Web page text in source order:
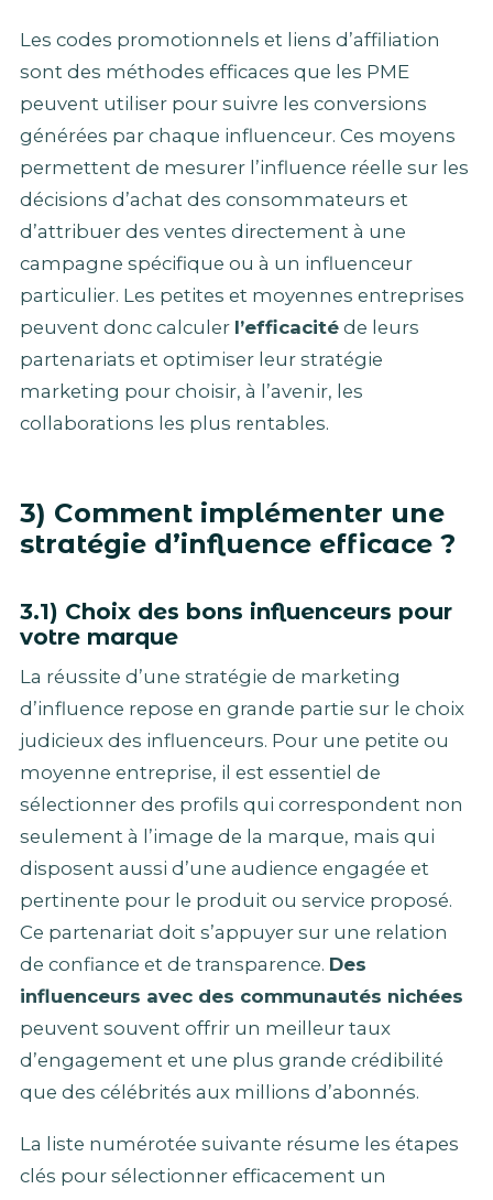
Les codes promotionnels et liens d’affiliation
sont des méthodes efficaces que les PME
peuvent utiliser pour suivre les conversions
générées par chaque influenceur. Ces moyens
permettent de mesurer l’influence réelle sur les
décisions d’achat des consommateurs et
d’attribuer des ventes directement à une
campagne spécifique ou à un influenceur
particulier. Les petites et moyennes entreprises
peuvent donc calculer l’efficacité de leurs
partenariats et optimiser leur stratégie
marketing pour choisir, à l’avenir, les
collaborations les plus rentables.
3) Comment implémenter une
stratégie d’influence efficace ?
3.1) Choix des bons influenceurs pour
votre marque
La réussite d’une stratégie de marketing
d’influence repose en grande partie sur le choix
judicieux des influenceurs. Pour une petite ou
moyenne entreprise, il est essentiel de
sélectionner des profils qui correspondent non
seulement à l’image de la marque, mais qui
disposent aussi d’une audience engagée et
pertinente pour le produit ou service proposé.
Ce partenariat doit s’appuyer sur une relation
de confiance et de transparence. Des
influenceurs avec des communautés nichées
peuvent souvent offrir un meilleur taux
d’engagement et une plus grande crédibilité
que des célébrités aux millions d’abonnés.
La liste numérotée suivante résume les étapes
clés pour sélectionner efficacement un